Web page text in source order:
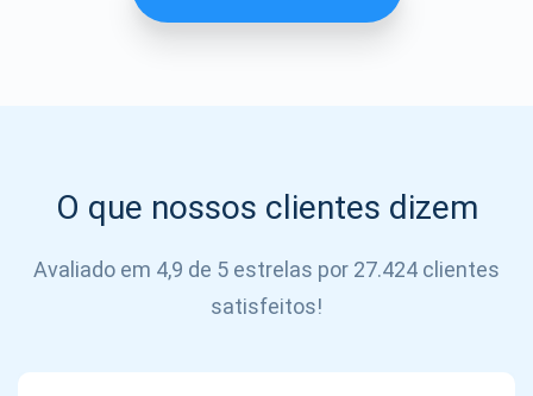
O que nossos clientes dizem
Avaliado em 4,9 de 5 estrelas por 27.424 clientes
satisfeitos!